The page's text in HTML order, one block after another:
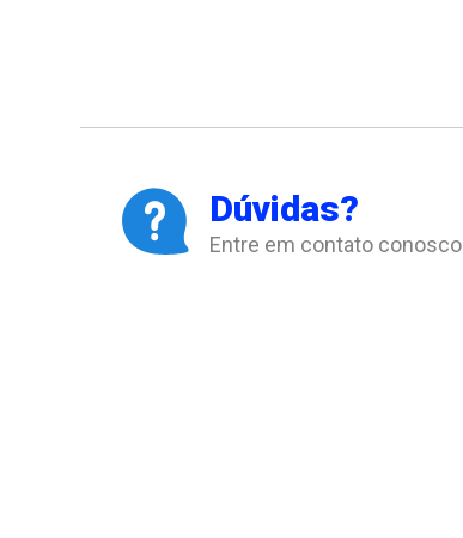
Dúvidas?
Entre em contato conosco